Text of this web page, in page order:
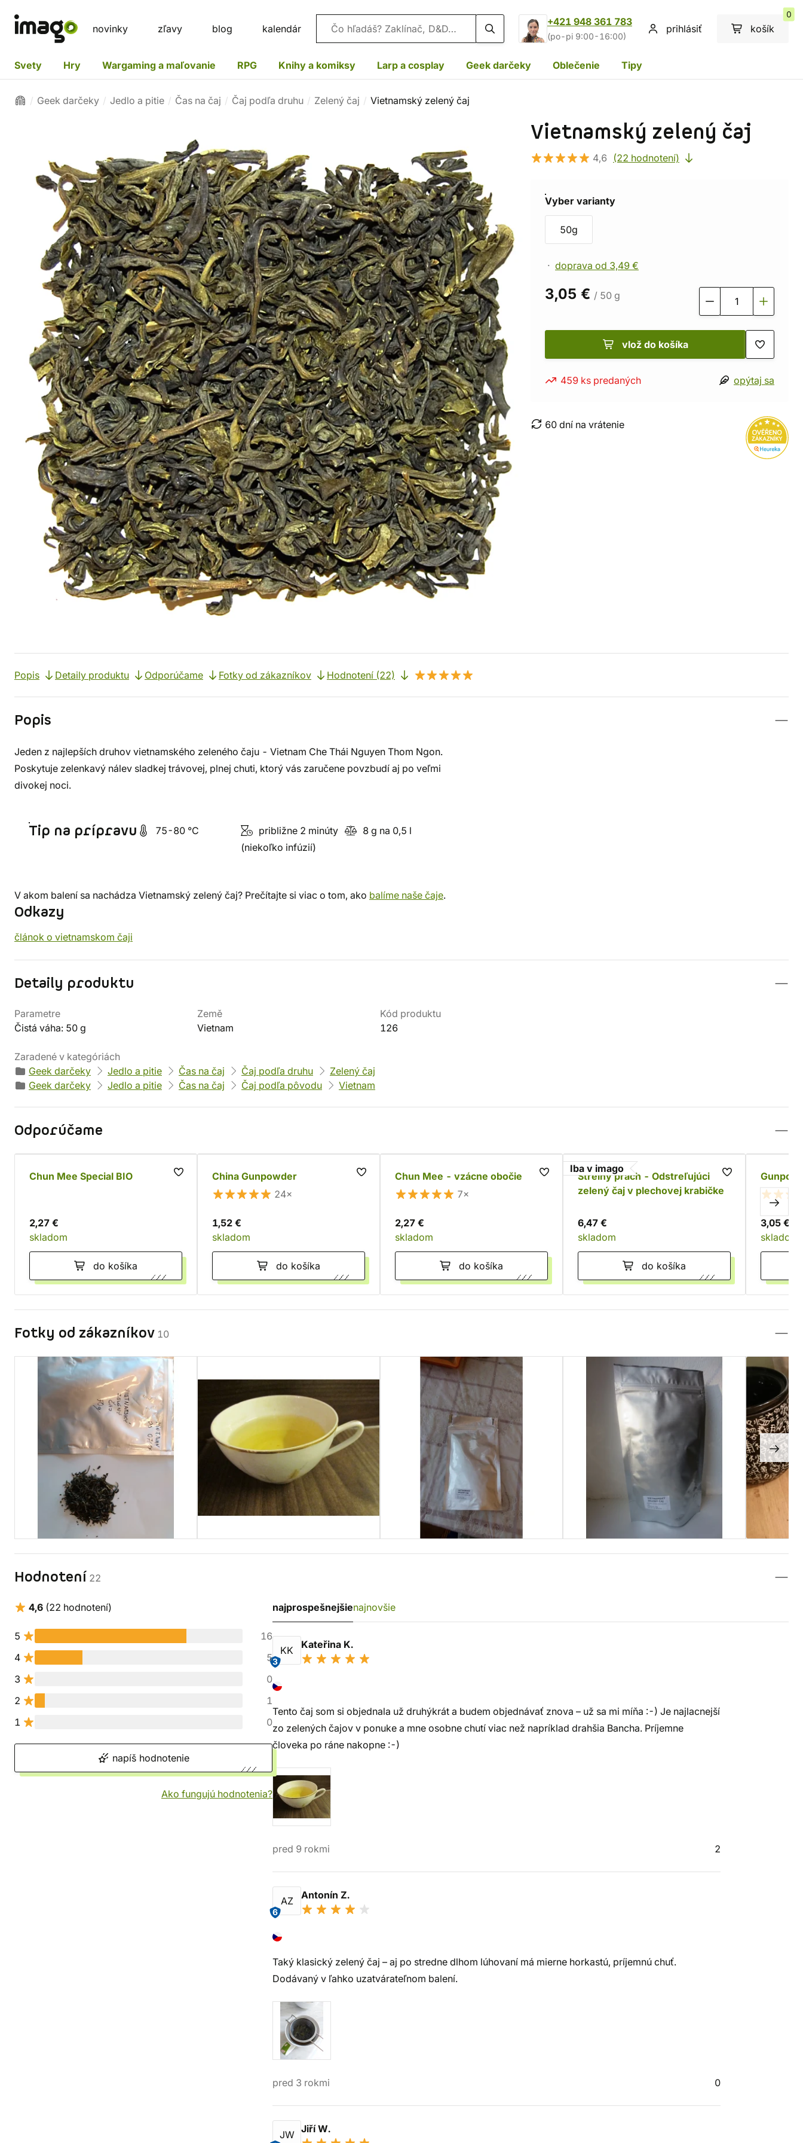
novinky zľavy blog kalendár Vyhľadávanie
+421 948 361 783
(po-pi 9:00-16:00)
prihlásiť košík
0
Svety Hry Wargaming a maľovanie RPG Knihy a komiksy Larp a cosplay Geek darčeky Oblečenie Tipy
Geek darčeky Jedlo a pitie Čas na čaj Čaj podľa druhu Zelený čaj Vietnamský zelený čaj
Vietnamský zelený čaj
4,6 (22 hodnotení)
Vyber varianty
50g
doprava od 3,49 €
3,05 € / 50 g
vlož do košíka
459 ks predaných opýtaj sa
60 dní na vrátenie
Popis Detaily produktu Odporúčame Fotky od zákazníkov Hodnotení (22)
Popis
Jeden z najlepších druhov vietnamského zeleného čaju - Vietnam Che Thái Nguyen Thom Ngon.
Poskytuje zelenkavý nálev sladkej trávovej, plnej chuti, ktorý vás zaručene povzbudí aj po veľmi
divokej noci.
Tip na prípravu 75-80 °C
približne 2 minúty
(niekoľko infúzií)
8 g na 0,5 l
V akom balení sa nachádza Vietnamský zelený čaj? Prečítajte si viac o tom, ako balíme naše čaje.
Odkazy
článok o vietnamskom čaji
Detaily produktu
Parametre
Čistá váha: 50 g
Země
Vietnam
Kód produktu
126
Zaradené v kategóriách
Geek darčeky
Jedlo a pitie Čas na čaj Čaj podľa druhu
Zelený čaj
Geek darčeky
Jedlo a pitie Čas na čaj Čaj podľa pôvodu Vietnam
Odporúčame
Chun Mee Special BIO
2,27 €
skladom
do košíka
China Gunpowder
24×
1,52 €
skladom
do košíka
Chun Mee - vzácne obočie
7×
2,27 €
skladom
do košíka
Iba v imago
Střelný prach - Odstreľujúci
zelený čaj v plechovej krabičke
6,47 €
skladom
do košíka
3,05 €
skladom
Fotky od zákazníkov 10
Hodnotení 22
4,6 (22 hodnotení)
5
16
4
5
3
0
2
1
1
0
napíš hodnotenie
Ako fungujú hodnotenia?
najprospešnejšienajnovšie
KK
3
Kateřina K.
Tento čaj som si objednala už druhýkrát a budem objednávať znova – už sa mi míňa :-) Je najlacnejší
zo zelených čajov v ponuke a mne osobne chutí viac než napríklad drahšia Bancha. Príjemne
človeka po ráne nakopne :-)
pred 9 rokmi 2
AZ
6
Antonín Z.
Taký klasický zelený čaj – aj po stredne dlhom lúhovaní má mierne horkastú, príjemnú chuť.
Dodávaný v ľahko uzatvárateľnom balení.
pred 3 rokmi 0
JW Jiří W.